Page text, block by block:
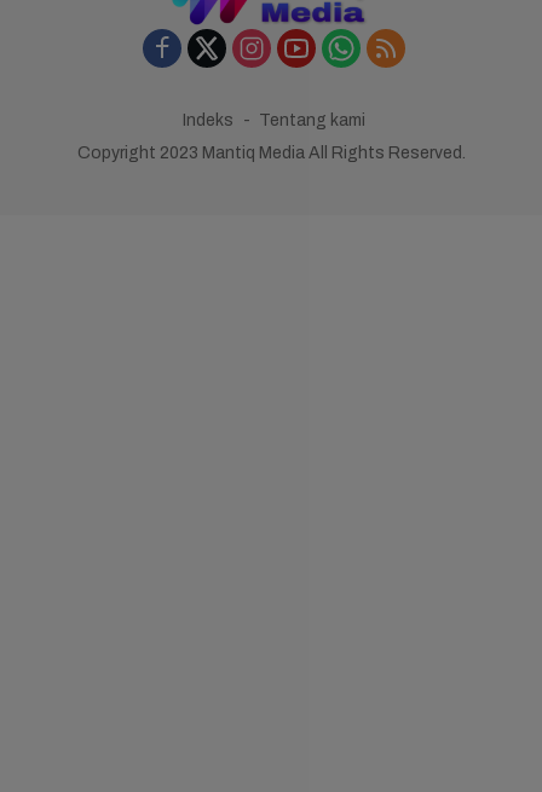
Indeks
Tentang kami
Copyright 2023 Mantiq Media All Rights Reserved.